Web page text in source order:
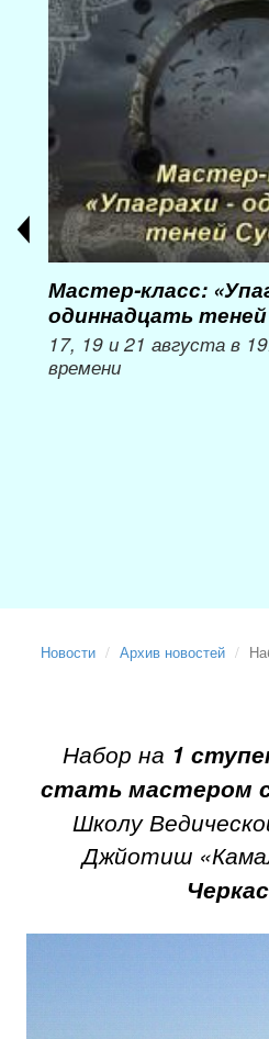
Мастер-класс:
одиннадцать
17, 19 и 21 августа в
времени
Новости Архив новостей
Набор на 1
стать мастером
Школу
Джйотиш